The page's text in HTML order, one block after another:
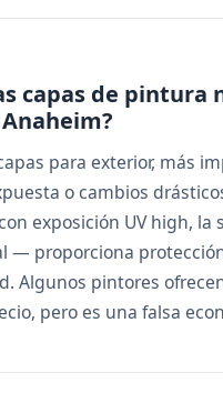
capas de pintura
para exterior, más
o cambios
exposición UV high, la
— proporciona
Algunos pintores ofrecen
pero es una falsa